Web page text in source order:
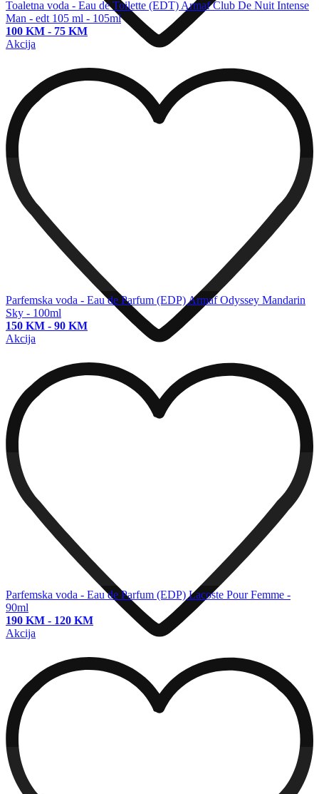
Toaletna voda - Eau de Toilette (EDT) Armaf Club De Nuit Intense
Man - edt 105 ml - 105ml
100 KM - 75 KM
Akcija
Parfemska voda - Eau de Parfum (EDP)Armaf Odyssey Mandarin
Sky - 100ml
150 KM - 90 KM
Akcija
Parfemska voda - Eau de Parfum (EDP) Lacoste Pour Femme -
90ml
190 KM - 120 KM
Akcija